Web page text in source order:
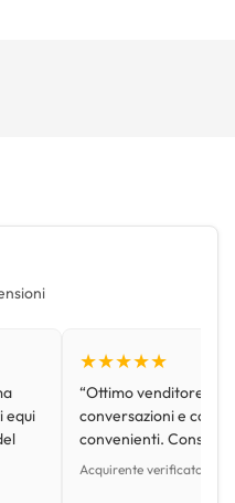
equi
★★★★★
“Ottimo venditore,
conversazioni e con
convenienti.
Acquirente verificato •